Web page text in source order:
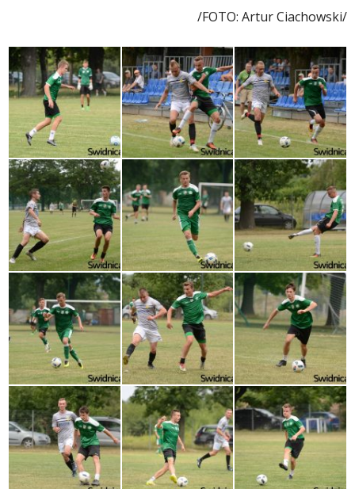
/FOTO: Artur Ciachowski/